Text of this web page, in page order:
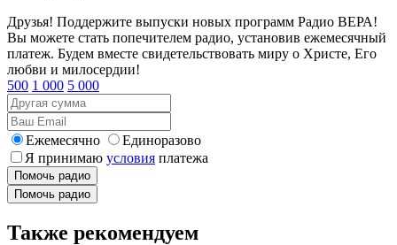
Друзья! Поддержите выпуски новых программ Радио ВЕРА!
Вы можете стать попечителем радио, установив ежемесячный
платеж. Будем вместе свидетельствовать миру о Христе, Его
любви и милосердии!
500 1 000 5 000
Ежемесячно
Единоразово
Я принимаю условия платежа
Помочь радио
Помочь радио
Также рекомендуем